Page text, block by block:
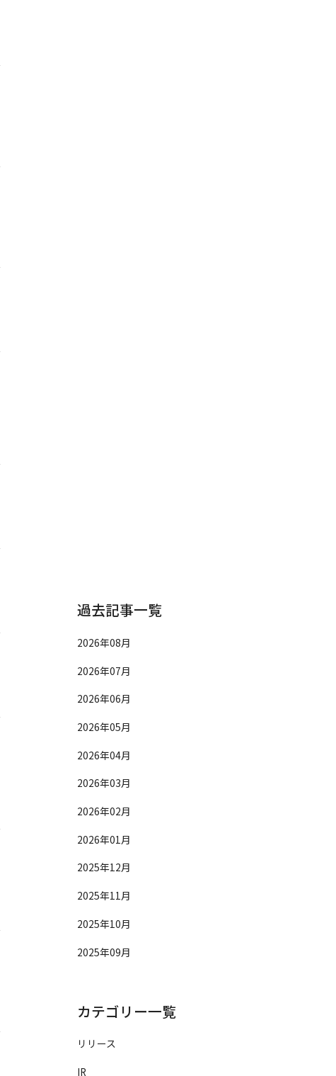
過去記事一覧
2026年08月
2026年07月
2026年06月
2026年05月
2026年04月
2026年03月
2026年02月
2026年01月
2025年12月
2025年11月
2025年10月
2025年09月
カテゴリー一覧
リリース
IR